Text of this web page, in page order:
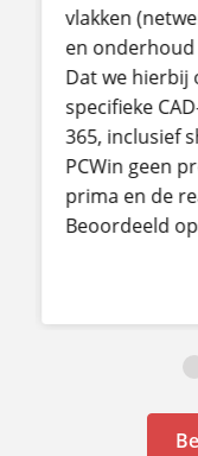
vlakken
en
Dat we hierbij
specifieke
365, inclusief
PCWin geen
prima en de
Beoordeeld